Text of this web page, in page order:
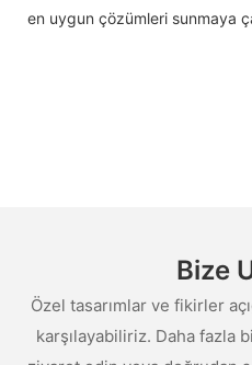
en uygun çözümleri sunmaya
Bize
Özel tasarımlar ve fikirler
karşılayabiliriz. Daha fazla